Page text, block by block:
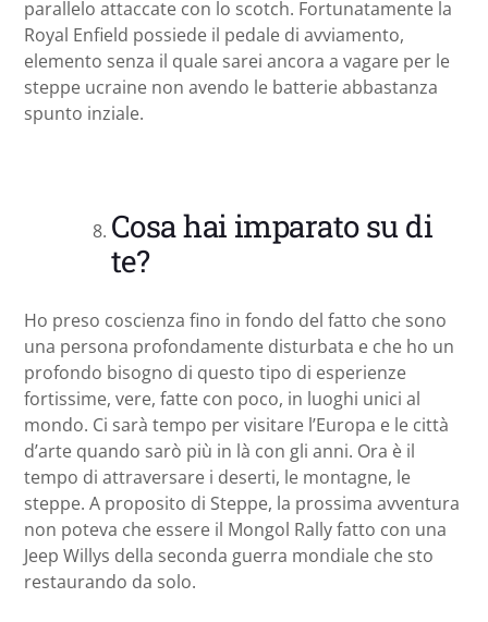
parallelo attaccate con lo scotch. Fortunatamente la
Royal Enfield possiede il pedale di avviamento,
elemento senza il quale sarei ancora a vagare per le
steppe ucraine non avendo le batterie abbastanza
spunto inziale.
Cosa hai imparato su di
te?
Ho preso coscienza fino in fondo del fatto che sono
una persona profondamente disturbata e che ho un
profondo bisogno di questo tipo di esperienze
fortissime, vere, fatte con poco, in luoghi unici al
mondo. Ci sarà tempo per visitare l’Europa e le città
d’arte quando sarò più in là con gli anni. Ora è il
tempo di attraversare i deserti, le montagne, le
steppe. A proposito di Steppe, la prossima avventura
non poteva che essere il Mongol Rally fatto con una
Jeep Willys della seconda guerra mondiale che sto
restaurando da solo.